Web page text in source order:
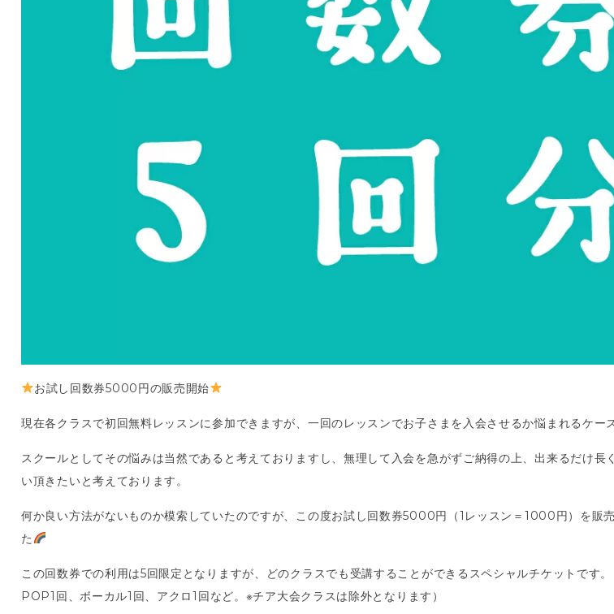
お試し回数券5000円の販売開始
現在各クラスで初回無料レッスンに参加できますが、一回のレッスンでお子さまを入会させるか悩まれるケー
スクールとしてその悩みは当然であると考えておりますし、無理して入会を急がずご納得の上、出来るだけ長
い頂きたいと考えております。
何か良い方法がないものか模索していたのですが、この度お試し回数券5000円（1レッスン＝1000円）を販
た
この回数券での利用は5回限定となりますが、どのクラスでも受講することができるスペシャルチケットです
POP1回、ボーカル1回、アクロ1回など。※チア大会クラスは除外となります）